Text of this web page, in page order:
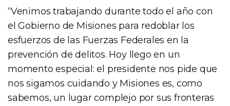
“Venimos trabajando durante todo el año con
el Gobierno de Misiones para redoblar los
esfuerzos de las Fuerzas Federales en la
prevención de delitos. Hoy llego en un
momento especial: el presidente nos pide que
nos sigamos cuidando y Misiones es, como
sabemos, un lugar complejo por sus fronteras